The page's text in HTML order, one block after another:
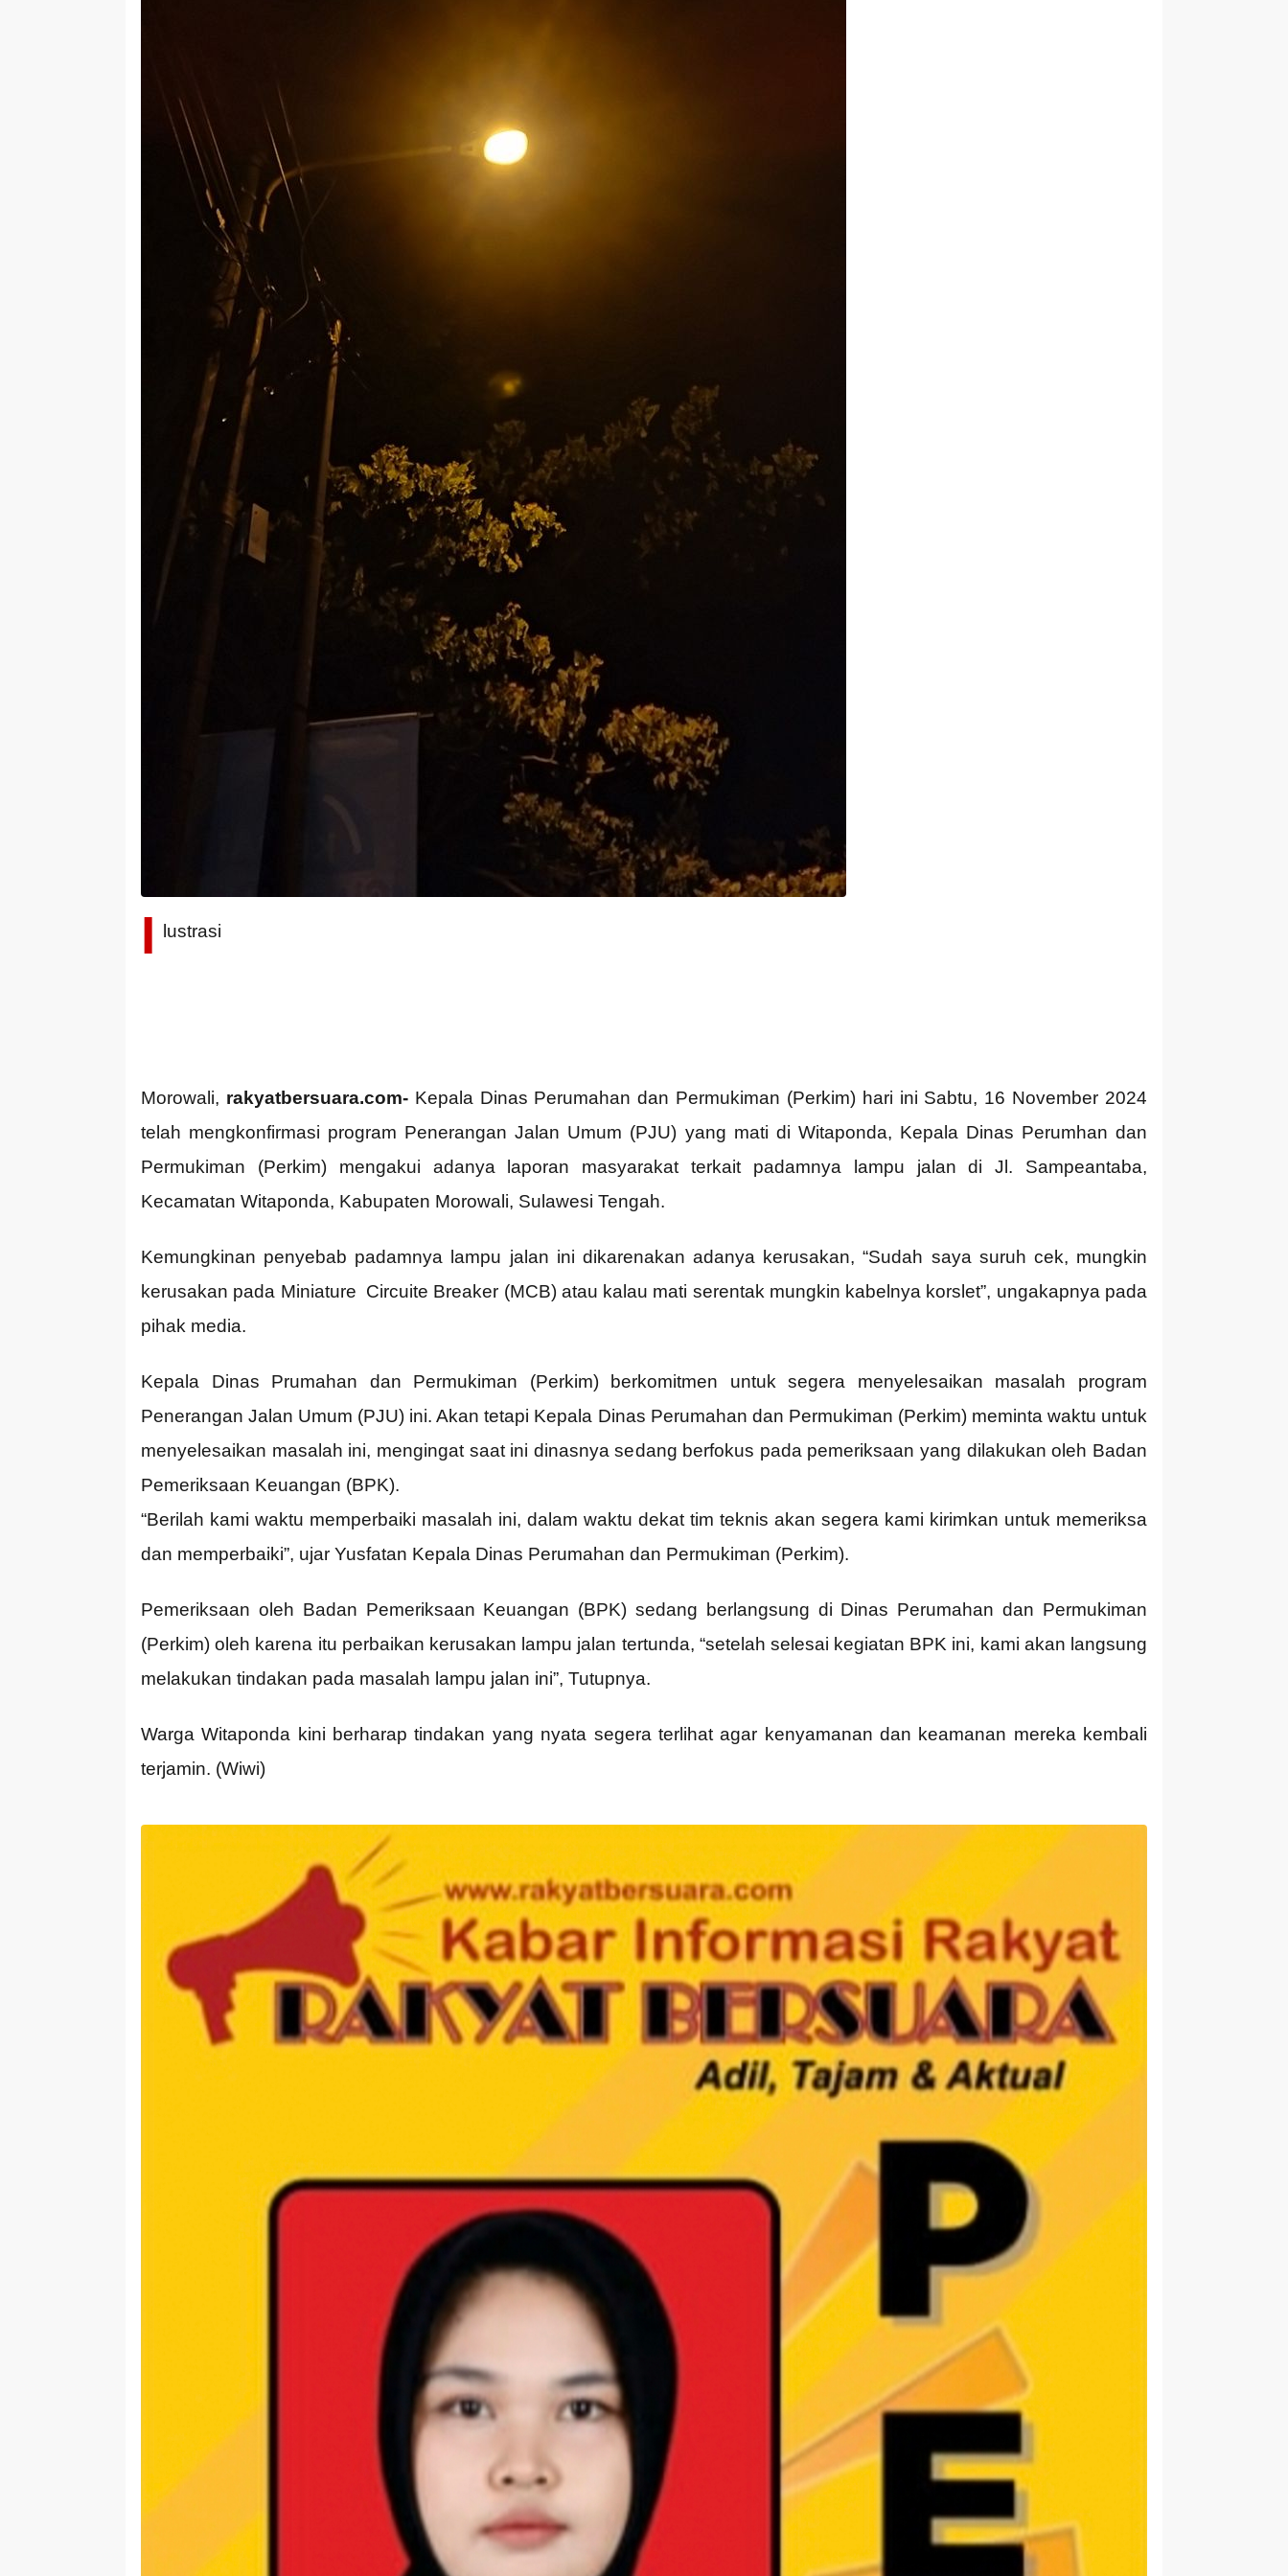
I lustrasi
Morowali, rakyatbersuara.com-Kepala Dinas Perumahan dan Permukiman (Perkim) hari ini Sabtu, 16 November 2024
telah mengkonfirmasi program Penerangan Jalan Umum (PJU) yang mati di Witaponda, Kepala Dinas Perumhan dan
Permukiman (Perkim) mengakui adanya laporan masyarakat terkait padamnya lampu jalan di Jl. Sampeantaba,
Kecamatan Witaponda, Kabupaten Morowali, Sulawesi Tengah.
Kemungkinan penyebab padamnya lampu jalan ini dikarenakan adanya kerusakan, “Sudah saya suruh cek, mungkin
kerusakan pada Miniature Circuite Breaker (MCB) atau kalau mati serentak mungkin kabelnya korslet”, ungakapnya pada
pihak media.
Kepala Dinas Prumahan dan Permukiman (Perkim) berkomitmen untuk segera menyelesaikan masalah program
Penerangan Jalan Umum (PJU) ini. Akan tetapi Kepala Dinas Perumahan dan Permukiman (Perkim) meminta waktu untuk
menyelesaikan masalah ini, mengingat saat ini dinasnya sedang berfokus pada pemeriksaan yang dilakukan oleh Badan
Pemeriksaan Keuangan (BPK).
“Berilah kami waktu memperbaiki masalah ini, dalam waktu dekat tim teknis akan segera kami kirimkan untuk memeriksa
dan memperbaiki”, ujar Yusfatan Kepala Dinas Perumahan dan Permukiman (Perkim).
Pemeriksaan oleh Badan Pemeriksaan Keuangan (BPK) sedang berlangsung di Dinas Perumahan dan Permukiman
(Perkim) oleh karena itu perbaikan kerusakan lampu jalan tertunda, “setelah selesai kegiatan BPK ini, kami akan langsung
melakukan tindakan pada masalah lampu jalan ini”, Tutupnya.
Warga Witaponda kini berharap tindakan yang nyata segera terlihat agar kenyamanan dan keamanan mereka kembali
terjamin. (Wiwi)